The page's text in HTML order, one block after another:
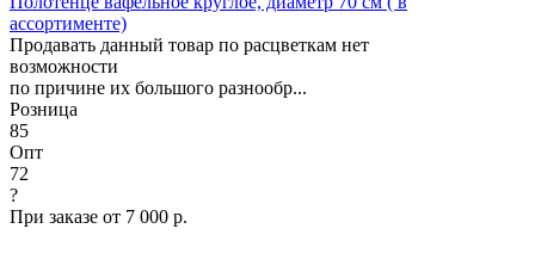
ассортименте)
Продавать данный товар по расцветкам нет
возможности
по причине их большого разнообр...
Розница
85
Опт
72
?
При заказе от 7 000 р.